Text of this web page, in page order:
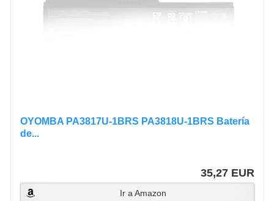
OYOMBA PA3817U-1BRS PA3818U-1BRS Batería
de...
35,27 EUR
Ir a Amazon